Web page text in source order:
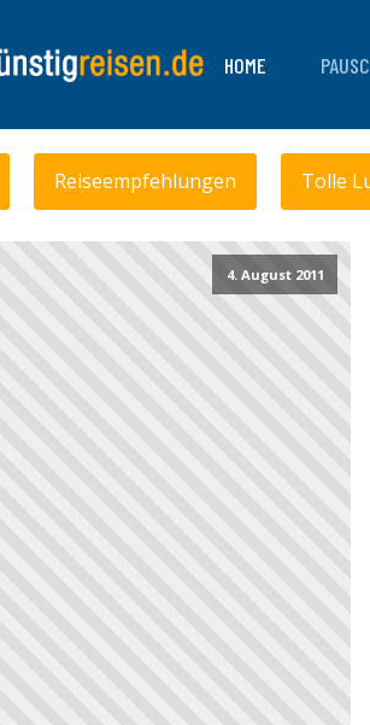
HOME
Reiseempfehlungen Tolle
4. August 2011